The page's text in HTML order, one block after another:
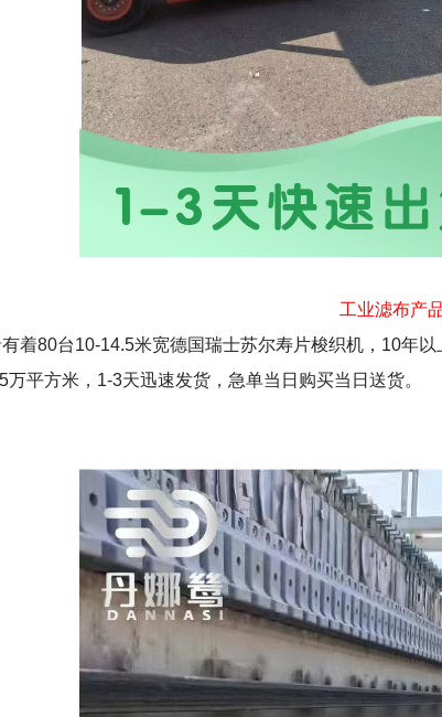
工业滤布产
着80台10-14.5米宽德国瑞士苏尔寿片梭织机，10年
万平方米，1-3天迅速发货，急单当日购买当日送货。